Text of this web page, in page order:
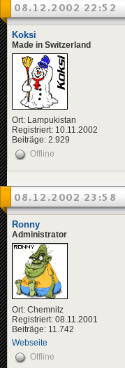
08.12.2002 22:52
Koksi
Made in Switzerland
Ort: Lampukistan
Registriert: 10.11.2002
Beiträge: 2.929
Offline
08.12.2002 23:58
Ronny
Administrator
Ort: Chemnitz
Registriert: 08.11.2001
Beiträge: 11.742
Webseite
Offline